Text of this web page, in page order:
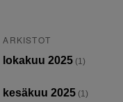
ARKISTOT
lokakuu 2025 (1)
kesäkuu 2025 (1)